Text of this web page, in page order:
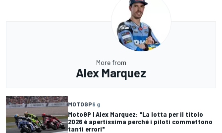
More from
Alex Marquez
MOTOGP9 g
MotoGP | Alex Marquez: "La lotta per il titolo
2026 è apertissima perché i piloti commettono
tanti errori"